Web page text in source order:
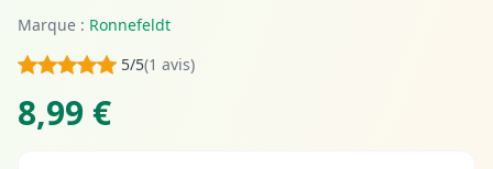
Marque : Ronnefeldt
5/5(1 avis)
8,99 €